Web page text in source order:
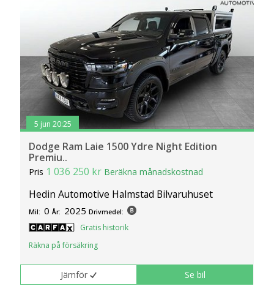
5 jun 20:25
Dodge Ram Laie 1500 Ydre Night Edition
Premiu..
Pris 1 036 250 kr Beräkna månadskostnad
Hedin Automotive Halmstad Bilvaruhuset
Mil: 0 År: 2025 Drivmedel:
Gratis historik
Räkna på försäkring
Jämför Se bil